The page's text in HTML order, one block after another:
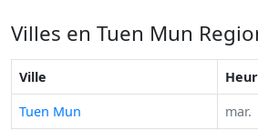
Villes en Tuen Mun
Ville
Tuen Mun
mar.